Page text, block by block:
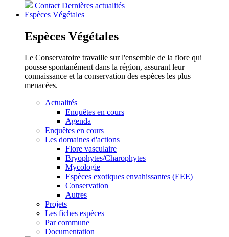
Contact Dernières actualités
Espèces Végétales
Espèces Végétales
Le Conservatoire travaille sur l'ensemble de la flore qui
pousse spontanément dans la région, assurant leur
connaissance et la conservation des espèces les plus
menacées.
Actualités
Enquêtes en cours
Agenda
Enquêtes en cours
Les domaines d'actions
Flore vasculaire
Bryophytes/Charophytes
Mycologie
Espèces exotiques envahissantes (EEE)
Conservation
Autres
Projets
Les fiches espèces
Par commune
Documentation